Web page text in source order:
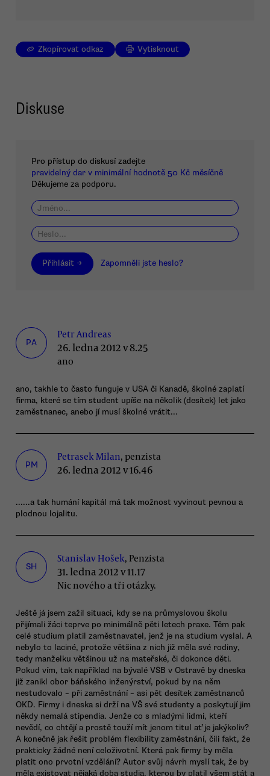
Zkopírovat odkaz Vytisknout
Diskuse
Pro přístup do diskusí zadejte
pravidelný dar v minimální hodnotě 50 Kč měsíčně
Děkujeme za podporu.
Přihlásit → Zapomněli jste heslo?
PA
Petr Andreas
26. ledna 2012 v 8.25
ano
ano, takhle to často funguje v USA či Kanadě, školné zaplatí
firma, které se tím student upíše na několik (desítek) let jako
zaměstnanec, anebo jí musí školné vrátit...
PM
Petrasek Milan, penzista
26. ledna 2012 v 16.46
......a tak humání kapitál má tak možnost vyvinout pevnou a
plodnou lojalitu.
SH
Stanislav Hošek, Penzista
31. ledna 2012 v 11.17
Nic nového a tři otázky.
Ještě já jsem zažil situaci, kdy se na průmyslovou školu
přijímali žáci teprve po minimálně pěti letech praxe. Těm pak
celé studium platil zaměstnavatel, jenž je na studium vyslal. A
nebylo to laciné, protože většina z nich již měla své rodiny,
tedy manželku většinou už na mateřské, či dokonce děti.
Pokud vím, tak například na bývalé VŠB v Ostravě by dneska
již zanikl obor báňského inženýrství, pokud by na něm
nestudovalo – při zaměstnání – asi pět desítek zaměstnanců
OKD. Firmy i dneska si drží na VŠ své studenty a poskytují jim
někdy nemalá stipendia. Jenže co s mladými lidmi, kteří
nevědí, co chtějí a prostě touží mít jenom titul ať je jakýkoliv?
A konečně jak řešit problém flexibility zaměstnání, čili fakt, že
prakticky žádné není celoživotní. Která pak firmy by měla
platit ono prvotní vzdělání? Autor svůj návrh myslí tak, že by
měla existovat nějaká doba studia, kterou by platil všem stát a